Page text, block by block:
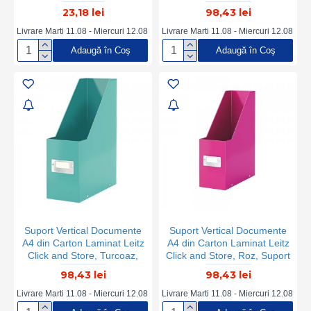
Documente, Suport
Documente Albastru, Suport
Documente din Plastic,
Suport Documente Birou,
Organizator Documente,
Organizator Dosare
23,18 lei
Livrare Marti 11.08 - Miercuri 12.08
Adaugă în Coş
Suport pentru Documente
Leitz, Suport Hartii Colorat,
Suport in Format A4 pentru
Documente, Suport Vertical
A4 Birou, Suport A4 Vertical
98,43 lei
Livrare Marti 11.08 - Miercuri 12.08
Adaugă în Coş
Suport Vertical Documente
A4 din Carton Laminat Leitz
Click and Store, Turcoaz,
Suport pentru Documente
Leitz, Suport Hartii Colorat,
Suport in Format A4 pentru
Documente, Suport Vertical
98,43 lei
Livrare Marti 11.08 - Miercuri 12.08
Suport Vertical Documente
A4 din Carton Laminat Leitz
Click and Store, Roz, Suport
pentru Documente Leitz,
Suport Hartii Colorat, Suport
in Format A4 pentru
Documente, Suport Vertical
98,43 lei
Livrare Marti 11.08 - Miercuri 12.08